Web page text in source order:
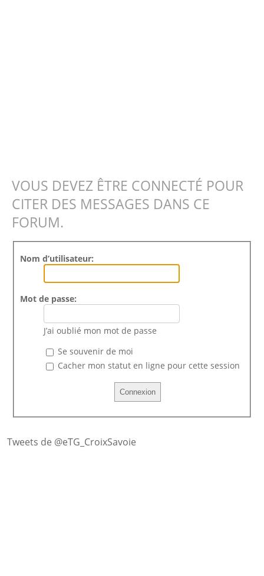
VOUS DEVEZ ÊTRE CONNECTÉ POUR
CITER DES MESSAGES DANS CE
FORUM.
Nom d’utilisateur:
Mot de passe:
J’ai oublié mon mot de passe
Se souvenir de moi
Cacher mon statut en ligne pour cette session
Tweets de @eTG_CroixSavoie